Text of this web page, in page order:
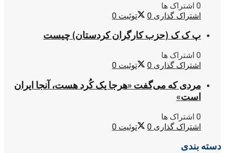
0 اشتراک ها
اشتراک گذاری 0 توئیت 0
پ ک ک (حزب کارگران کردستان) چیست
0 اشتراک ها
اشتراک گذاری 0 توئیت 0
مردی که می‌گفت «هرجا یک کُرد هست، آنجا ایران
است»
0 اشتراک ها
اشتراک گذاری 0 توئیت 0
دسته بندی